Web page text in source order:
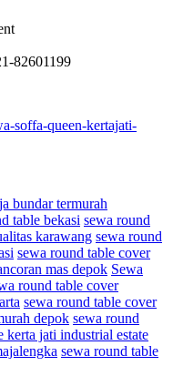
82601199
soffa-queen-kertajati-
bundar termurah
table bekasi sewa round
karawang sewa round
sewa round table cover
mas depok Sewa
round table cover
sewa round table cover
depok sewa round
kerta jati industrial estate
sewa round table